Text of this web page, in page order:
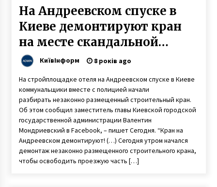
На Андреевском спуске в
Киеве демонтируют кран
на месте скандальной
стройки
КиївІнформ 8 років ago
На стройплощадке отеля на Андреевском спуске в Киеве
коммунальщики вместе с полицией начали
разбирать незаконно размещенный строительный кран.
Об этом сообщил заместитель главы Киевской городской
государственной администрации Валентин
Мондриевский в Facebook, – пишет Сегодня. “Кран на
Андреевском демонтируют! (…) Сегодня утром начался
демонтаж незаконно размещенного строительного крана,
чтобы освободить проезжую часть […]